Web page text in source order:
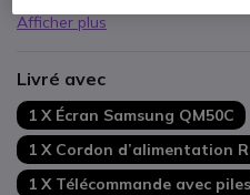
Calibrationdes contenus
Design ultra fin :
paysage
Gestion du contenu et de
TrousVESAcentrés :
Durable : certifié Energy
Afficher plus
Livré avec
1 X Écran Samsung QM50C
1 X Cordon d’alimentation
1 X Télécommande avec piles